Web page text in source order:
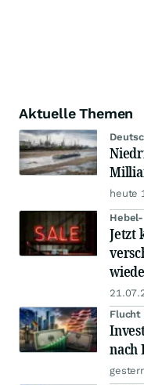
Aktuelle Themen
heute
Jetzt
Flucht
nach